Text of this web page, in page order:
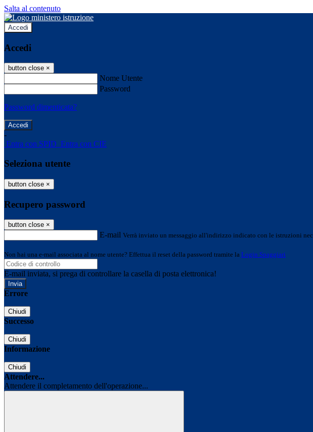
Salta al contenuto
Accedi
Accedi
button close ×
Nome Utente
Password
Password dimenticata?
-
Entra con SPID Entra con CIE
Seleziona utente
button close ×
Recupero password
button close ×
E-mail Verrà inviato un messaggio all'indirizzo indicato con le istruzioni
Non hai una e-mail associata al nome utente? Effettua il reset della password tramite la Login Spaggiari
E-mail inviata, si prega di controllare la casella di posta elettronica!
Errore
Chiudi
Successo
Chiudi
Informazione
Chiudi
Attendere...
Attendere il completamento dell'operazione...